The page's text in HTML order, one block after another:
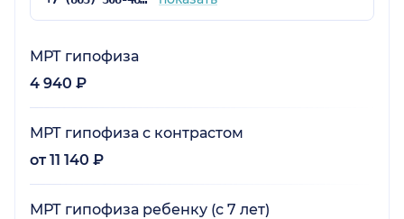
МРТ гипофиза
4 940 ₽
МРТ гипофиза с контрастом
от 11 140 ₽
МРТ гипофиза ребенку (с 7 лет)